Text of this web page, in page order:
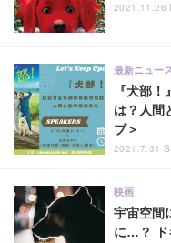
2021.11.26
『犬部
は？人間
ブ＞
最新ニュース
2021.7.31
宇宙空間
に…？ ド
映画